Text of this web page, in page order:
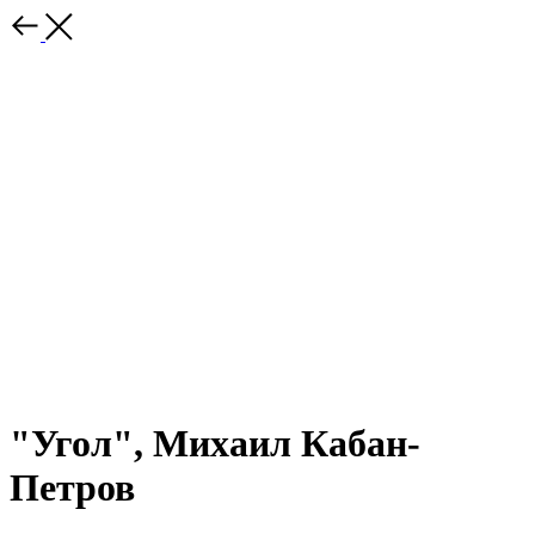
"Угол", Михаил Кабан-
Петров